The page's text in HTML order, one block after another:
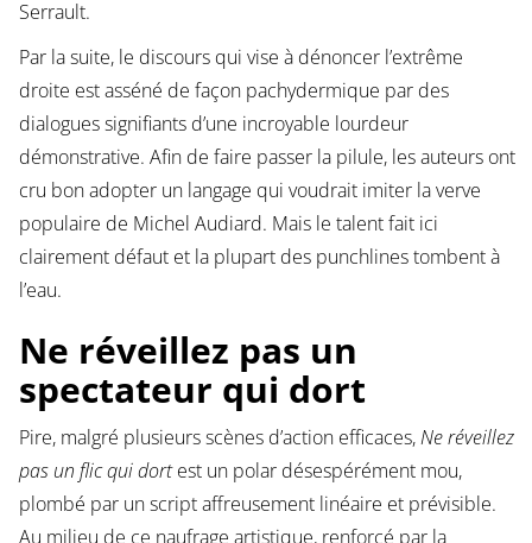
Serrault.
Par la suite, le discours qui vise à dénoncer l’extrême
droite est asséné de façon pachydermique par des
dialogues signifiants d’une incroyable lourdeur
démonstrative. Afin de faire passer la pilule, les auteurs ont
cru bon adopter un langage qui voudrait imiter la verve
populaire de Michel Audiard. Mais le talent fait ici
clairement défaut et la plupart des punchlines tombent à
l’eau.
Ne réveillez pas un
spectateur qui dort
Pire, malgré plusieurs scènes d’action efficaces,Ne réveillez
pas un flic qui dortest un polar désespérément mou,
plombé par un script affreusement linéaire et prévisible.
Au milieu de ce naufrage artistique, renforcé par la